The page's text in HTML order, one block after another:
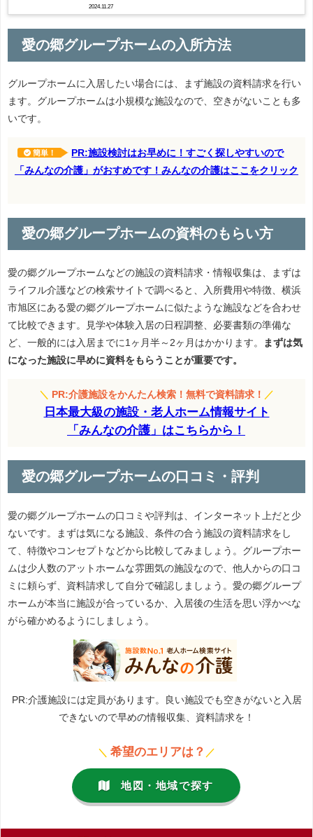
2024.11.27
愛の郷グループホームの入所方法
グループホームに入居したい場合には、まず施設の資料請求を行い
ます。グループホームは小規模な施設なので、空きがないことも多
いです。
簡単！
PR:施設検討はお早めに！すごく探しやすいので
「みんなの介護」がおすめです！みんなの介護はここをクリック
愛の郷グループホームの資料のもらい方
愛の郷グループホームなどの施設の資料請求・情報収集は、まずは
ライフル介護などの検索サイトで調べると、入所費用や特徴、横浜
市旭区にある愛の郷グループホームに似たような施設などを合わせ
て比較できます。見学や体験入居の日程調整、必要書類の準備な
ど、一般的には入居までに1ヶ月半～2ヶ月はかかります。
まずは気
になった施設に早めに資料をもらうことが重要です。
＼ PR:介護施設をかんたん検索！無料で資料請求！ ／
日本最大級の施設・老人ホーム情報サイト
「みんなの介護」はこちらから！
愛の郷グループホームの口コミ・評判
愛の郷グループホームの口コミや評判は、インターネット上だと少
ないです。まずは気になる施設、条件の合う施設の資料請求をし
て、特徴やコンセプトなどから比較してみましょう。グループホー
ムは少人数のアットホームな雰囲気の施設なので、他人からの口コ
ミに頼らず、資料請求して自分で確認しましょう。愛の郷グループ
ホームが本当に施設が合っているか、入居後の生活を思い浮かべな
がら確かめるようにしましょう。
PR:介護施設には定員があります。良い施設でも空きがないと入居
できないので早めの情報収集、資料請求を！
＼ 希望のエリアは？ ／
地図・地域で探す